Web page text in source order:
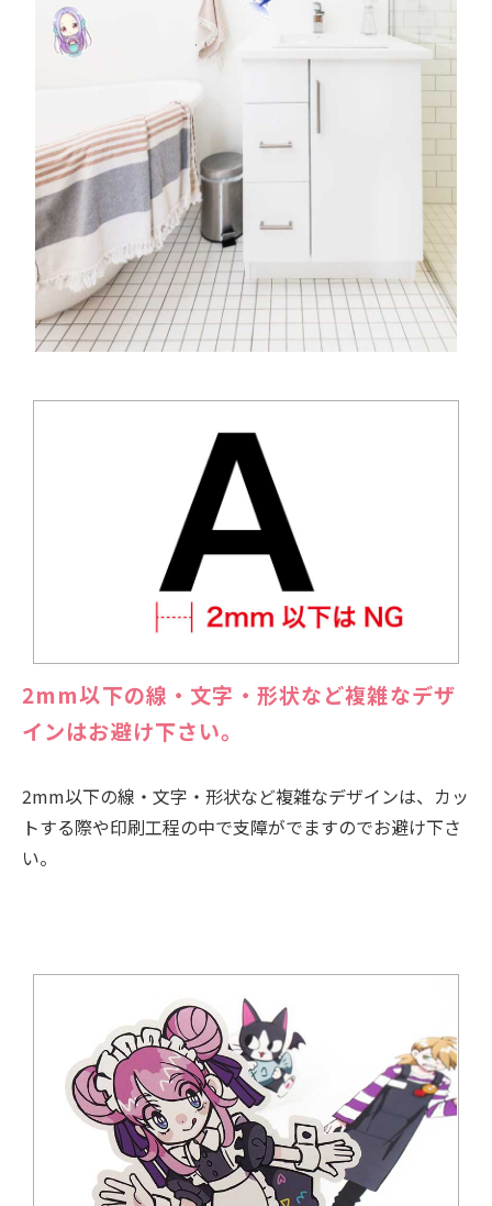
2mm以下の線・文字・形状など複雑なデザ
インはお避け下さい。
2mm以下の線・文字・形状など複雑なデザインは、カッ
トする際や印刷工程の中で支障がでますのでお避け下さ
い。